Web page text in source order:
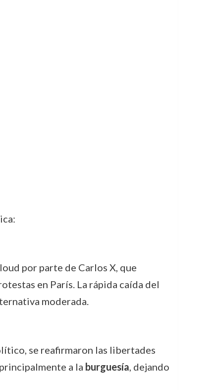
por parte de Carlos X, que
en París. La rápida caída del
moderada.
se reafirmaron las libertades
a la burguesía, dejando